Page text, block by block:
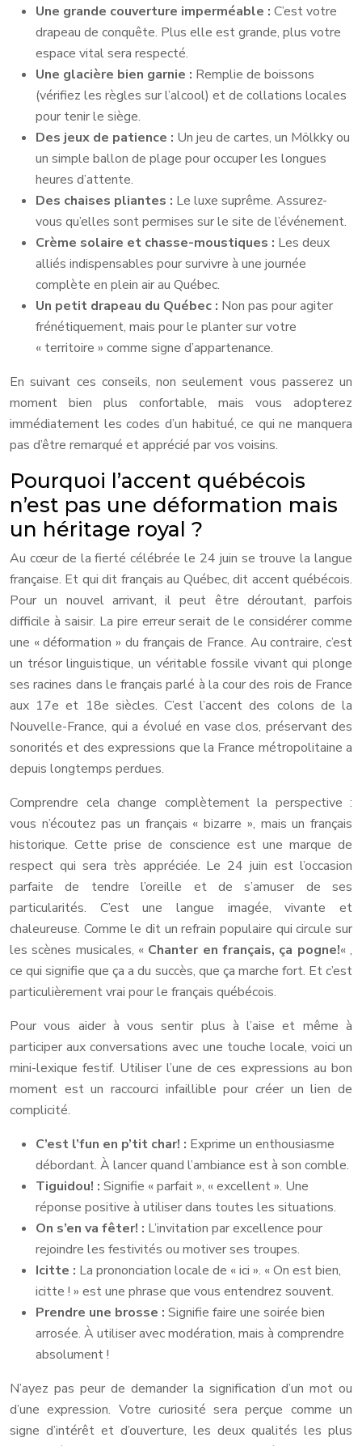
Une grande couverture imperméable : C’est votre
drapeau de conquête. Plus elle est grande, plus votre
espace vital sera respecté.
Une glacière bien garnie : Remplie de boissons
(vérifiez les règles sur l’alcool) et de collations locales
pour tenir le siège.
Des jeux de patience : Un jeu de cartes, un Mölkky ou
un simple ballon de plage pour occuper les longues
heures d’attente.
Des chaises pliantes : Le luxe suprême. Assurez-
vous qu’elles sont permises sur le site de l’événement.
Crème solaire et chasse-moustiques : Les deux
alliés indispensables pour survivre à une journée
complète en plein air au Québec.
Un petit drapeau du Québec : Non pas pour agiter
frénétiquement, mais pour le planter sur votre
« territoire » comme signe d’appartenance.
En suivant ces conseils, non seulement vous passerez un
moment bien plus confortable, mais vous adopterez
immédiatement les codes d’un habitué, ce qui ne manquera
pas d’être remarqué et apprécié par vos voisins.
Pourquoi l’accent québécois
n’est pas une déformation mais
un héritage royal ?
Au cœur de la fierté célébrée le 24 juin se trouve la langue
française. Et qui dit français au Québec, dit accent québécois.
Pour un nouvel arrivant, il peut être déroutant, parfois
difficile à saisir. La pire erreur serait de le considérer comme
une « déformation » du français de France. Au contraire, c’est
un trésor linguistique, un véritable fossile vivant qui plonge
ses racines dans le français parlé à la cour des rois de France
aux 17e et 18e siècles. C’est l’accent des colons de la
Nouvelle-France, qui a évolué en vase clos, préservant des
sonorités et des expressions que la France métropolitaine a
depuis longtemps perdues.
Comprendre cela change complètement la perspective :
vous n’écoutez pas un français « bizarre », mais un français
historique. Cette prise de conscience est une marque de
respect qui sera très appréciée. Le 24 juin est l’occasion
parfaite de tendre l’oreille et de s’amuser de ses
particularités. C’est une langue imagée, vivante et
chaleureuse. Comme le dit un refrain populaire qui circule sur
les scènes musicales, « Chanter en français, ça pogne!« ,
ce qui signifie que ça a du succès, que ça marche fort. Et c’est
particulièrement vrai pour le français québécois.
Pour vous aider à vous sentir plus à l’aise et même à
participer aux conversations avec une touche locale, voici un
mini-lexique festif. Utiliser l’une de ces expressions au bon
moment est un raccourci infaillible pour créer un lien de
complicité.
C’est l’fun en p’tit char! : Exprime un enthousiasme
débordant. À lancer quand l’ambiance est à son comble.
Tiguidou! : Signifie « parfait », « excellent ». Une
réponse positive à utiliser dans toutes les situations.
On s’en va fêter! : L’invitation par excellence pour
rejoindre les festivités ou motiver ses troupes.
Icitte : La prononciation locale de « ici ». « On est bien,
icitte ! » est une phrase que vous entendrez souvent.
Prendre une brosse : Signifie faire une soirée bien
arrosée. À utiliser avec modération, mais à comprendre
absolument !
N’ayez pas peur de demander la signification d’un mot ou
d’une expression. Votre curiosité sera perçue comme un
signe d’intérêt et d’ouverture, les deux qualités les plus